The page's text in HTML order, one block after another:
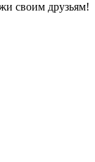
своим друзьям!